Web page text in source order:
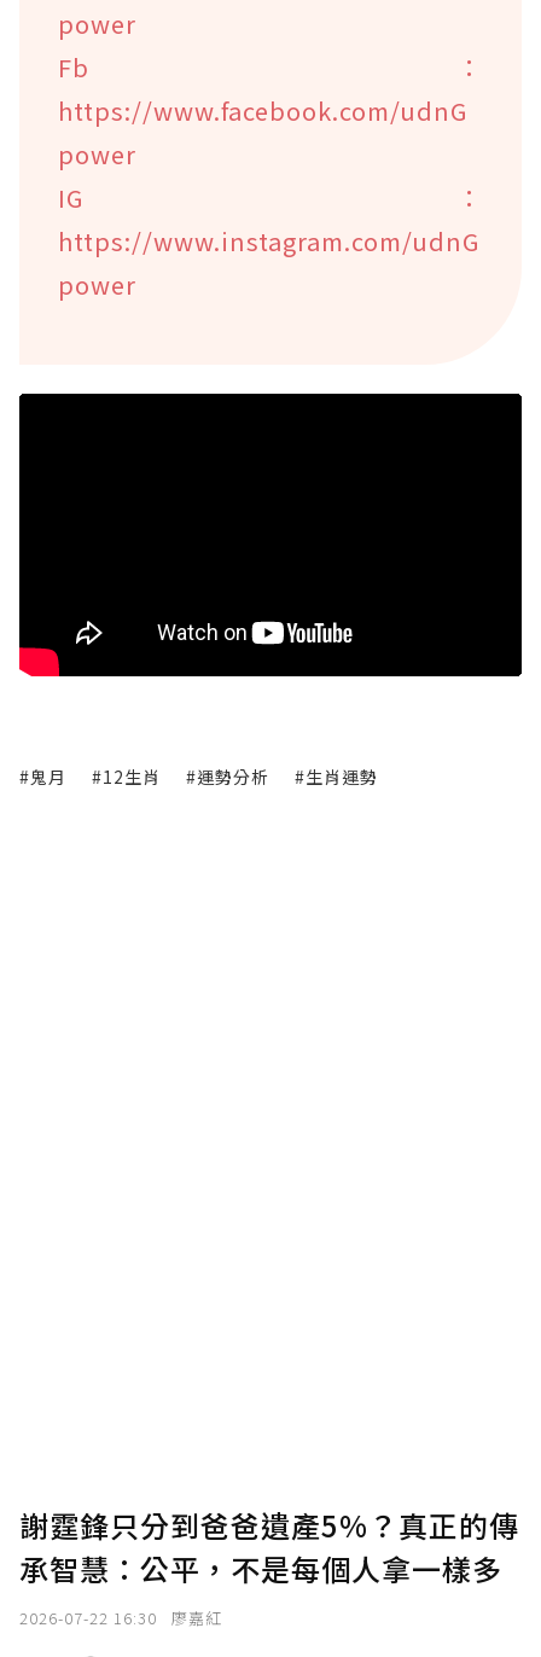
power
Fb：
https://www.facebook.com/udnG
power
IG：
https://www.instagram.com/udnG
power
#鬼月 #12生肖 #運勢分析 #生肖運勢
謝霆鋒只分到爸爸遺產5%？真正的傳
承智慧：公平，不是每個人拿一樣多
2026-07-22 16:30 廖嘉紅